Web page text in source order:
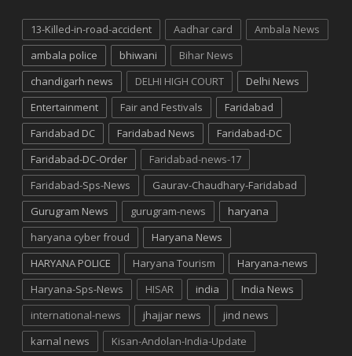
13-Killed-in-road-accident Aadhar card
Ambala News
ambala police
bhiwani
Bihar News
chandigarh news
DELHI HIGH COURT
Delhi News
Entertainment
Fair and Festivals
Faridabad
Faridabad DC
Faridabad News
Faridabad-DC
Faridabad-DC-Order
Faridabad-news-17
Faridabad-Sps-News
Gaurav-Chaudhary-Faridabad
Gurugram News
gurugram-news
haryana
haryana cyber froud
Haryana News
HARYANA POLICE
Haryana Tourism
Haryana-news
Haryana-Sps-News
HISAR india
India News
international-news
jhajjar news
jind news
karnal news
Kisan-Andolan-India-Update